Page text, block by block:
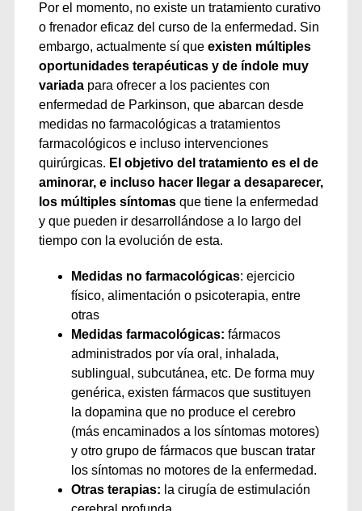
Por el momento, no existe un tratamiento curativo
o frenador eficaz del curso de la enfermedad. Sin
embargo, actualmente sí que existen múltiples
oportunidades terapéuticas y de índole muy
variadapara ofrecer a los pacientes con
enfermedad de Parkinson, que abarcan desde
medidas no farmacológicas a tratamientos
farmacológicos e incluso intervenciones
quirúrgicas. El objetivo del tratamiento es el de
aminorar, e incluso hacer llegar a desaparecer,
los múltiples síntomas que tiene la enfermedad
y que pueden ir desarrollándose a lo largo del
tiempo con la evolución de esta.
Medidas no farmacológicas: ejercicio
físico, alimentación o psicoterapia, entre
otras
Medidas farmacológicas: fármacos
administrados por vía oral, inhalada,
sublingual, subcutánea, etc. De forma muy
genérica, existen fármacos que sustituyen
la dopamina que no produce el cerebro
(más encaminados a los síntomas motores)
y otro grupo de fármacos que buscan tratar
los síntomas no motores de la enfermedad.
Otras terapias: la cirugía de estimulación